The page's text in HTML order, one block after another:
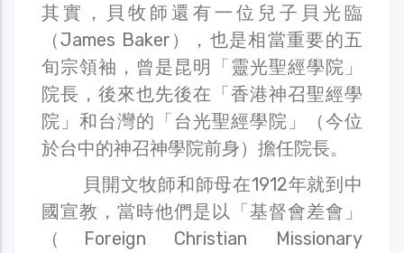
其實，貝牧師還有一位兒子貝光臨
（James Baker），也是相當重要的五
旬宗領袖，曾是昆明「靈光聖經學院」
院長，後來也先後在「香港神召聖經學
院」和台灣的「台光聖經學院」（今位
於台中的神召神學院前身）擔任院長。
貝開文牧師和師母在1912年就到中
國宣教，當時他們是以「基督會差會」
（Foreign Christian Missionary